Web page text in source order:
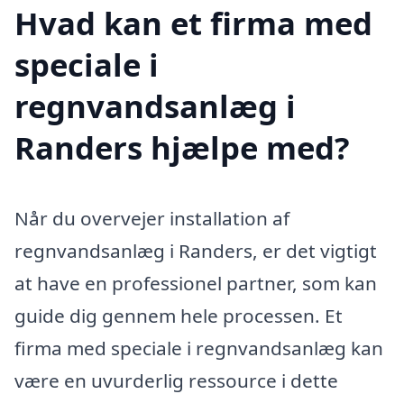
Hvad kan et firma med
speciale i
regnvandsanlæg i
Randers hjælpe med?
Når du overvejer installation af
regnvandsanlæg i Randers, er det vigtigt
at have en professionel partner, som kan
guide dig gennem hele processen. Et
firma med speciale i regnvandsanlæg kan
være en uvurderlig ressource i dette